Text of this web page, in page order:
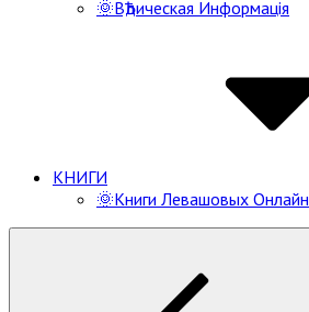
🌞ВѢдическая Информацiя
КНИГИ
🌞Книги Левашовых Онлайн